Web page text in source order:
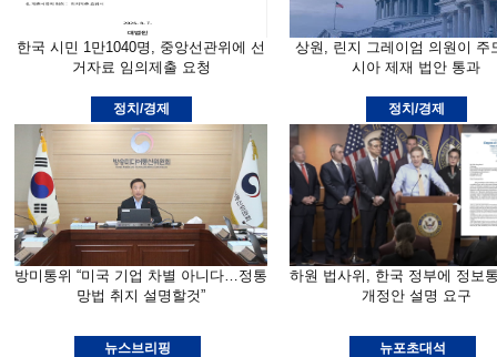
한국 시민 1만1040명, 중앙선관위에 선
거자료 임의제출 요청
상원, 린지 그레이엄 의원이 주
시아 제재 법안 통과
정치/경제
방미통위 “미국 기업 차별 아니다…정통
망법 취지 설명할것”
정치/경제
하원 법사위, 한국 정부에 정보
개정안 설명 요구
뉴스브리핑 뉴포초대석